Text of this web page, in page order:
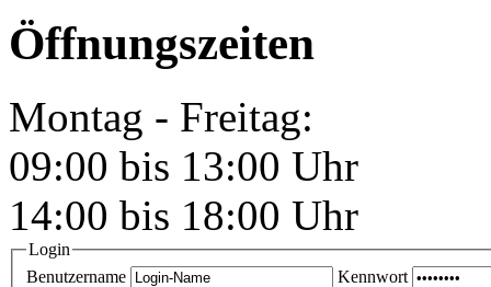
Öffnungszeiten
Montag - Freitag:
09:00 bis 13:00 Uhr
14:00 bis 18:00 Uhr
Login
Benutzername
Kennwort